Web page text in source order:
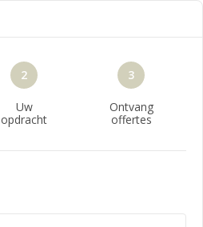
2
Uw
opdracht
3
Ontvang
offertes